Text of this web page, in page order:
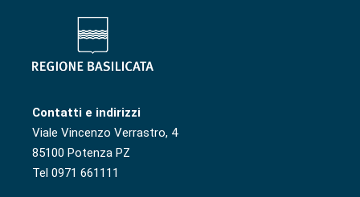
Contatti e indirizzi
Viale Vincenzo Verrastro, 4
85100 Potenza PZ
Tel 0971 661111